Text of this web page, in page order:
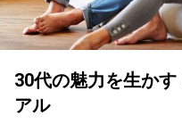
30代の魅力を生か
アル